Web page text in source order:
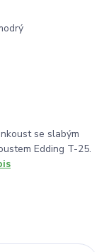
se slabým
Edding T-25.